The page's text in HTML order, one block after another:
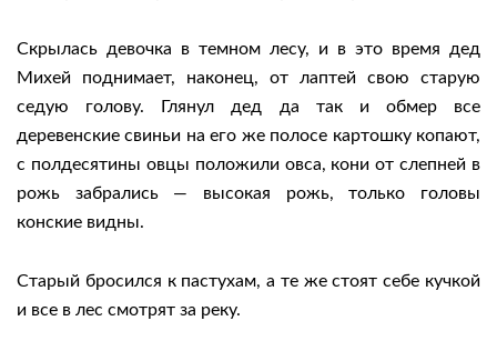
Скрылась девочка в темном лесу, и в это время дед
Михей поднимает, наконец, от лаптей свою старую
седую голову. Глянул дед да так и обмер все
деревенские свиньи на его же полосе картошку копают,
с полдесятины овцы положили овса, кони от слепней в
рожь забрались — высокая рожь, только головы
конские видны.
Старый бросился к пастухам, а те же стоят себе кучкой
и все в лес смотрят за реку.